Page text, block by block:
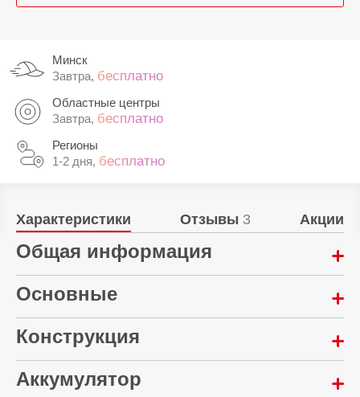
Минск
Завтра, бесплатно
Областные центры
Завтра, бесплатно
Регионы
1-2 дня, бесплатно
Характеристики Отзывы 3 Акции
Общая информация
Год выпуска:
Управление:
Материал корпуса:
Основные
Функции:
Шумоподавление во время голосового
вызова/множество звуковых эффектов
эквалайзера
Конструкция
Микрофон:
Аккумулятор